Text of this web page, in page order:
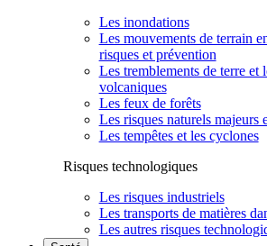
Les inondations
Les mouvements de terrain
risques et prévention
Les tremblements de terre et
volcaniques
Les feux de forêts
Les risques naturels majeurs
Les tempêtes et les cyclones
Risques technologiques
Les risques industriels
Les transports de matières
Les autres risques